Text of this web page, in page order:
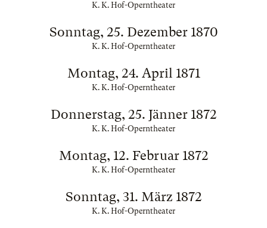
K. K. Hof-Operntheater
Sonntag, 25. Dezember 1870
K. K. Hof-Operntheater
Montag, 24. April 1871
K. K. Hof-Operntheater
Donnerstag, 25. Jänner 1872
K. K. Hof-Operntheater
Montag, 12. Februar 1872
K. K. Hof-Operntheater
Sonntag, 31. März 1872
K. K. Hof-Operntheater